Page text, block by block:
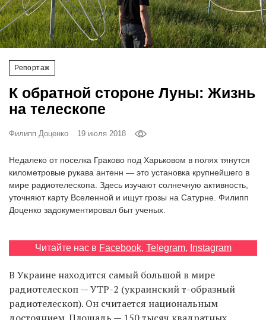
EN
UA
Репортаж
К обратной стороне Луны: Жизнь
на телескопе
Филипп Доценко 19 июля 2018
Недалеко от поселка Граково под Харьковом в полях тянутся
километровые рукава антенн — это установка крупнейшего в
мире радиотелескопа. Здесь изучают солнечную активность,
уточняют карту Вселенной и ищут грозы на Сатурне. Филипп
Доценко задокументировал быт ученых.
Читайте нас в Facebook, Telegram, Instagram
В Украине находится самый большой в мире
радиотелескоп — УТР-2 (украинский т-образный
радиотелескоп). Он считается национальным